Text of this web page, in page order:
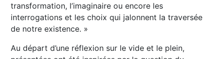
transformation, l’imaginaire ou encore les
interrogations et les choix qui jalonnent la traversée
de notre existence. »
Au départ d’une réflexion sur le vide et le plein,